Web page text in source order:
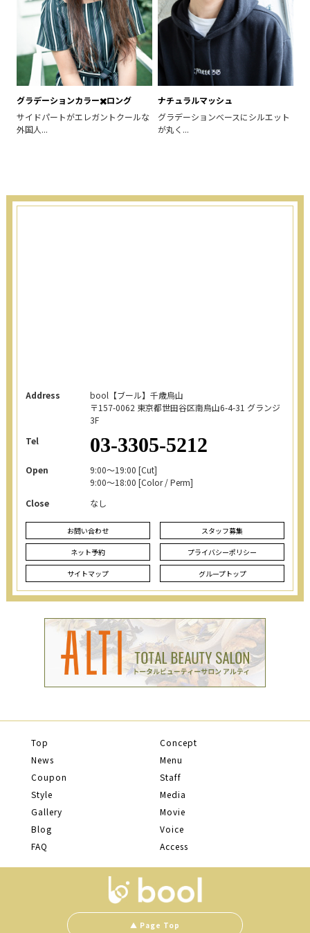
グラデーションカラー✖️ロング
サイドパートがエレガントクールな
外国人...
ナチュラルマッシュ
グラデーションべースにシルエット
が丸く...
Address
bool【ブール】千歳烏山
〒157-0062 東京都世田谷区南烏山6-4-31 グランジ
3F
Tel
03-3305-5212
Open
9:00～19:00 [Cut]
9:00～18:00 [Color / Perm]
Close
なし
お問い合わせ スタッフ募集
ネット予約 プライバシーポリシー
サイトマップ グループトップ
Top
Concept
News
Menu
Coupon
Staff
Style
Media
Gallery
Movie
Blog
Voice
FAQ
Access
▲ Page Top